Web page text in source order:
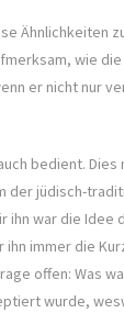
Ähnlichkeiten
wie
er nicht nur
bedient.
der jüdisch-
war die Idee
immer die
offen: Was
wurde,